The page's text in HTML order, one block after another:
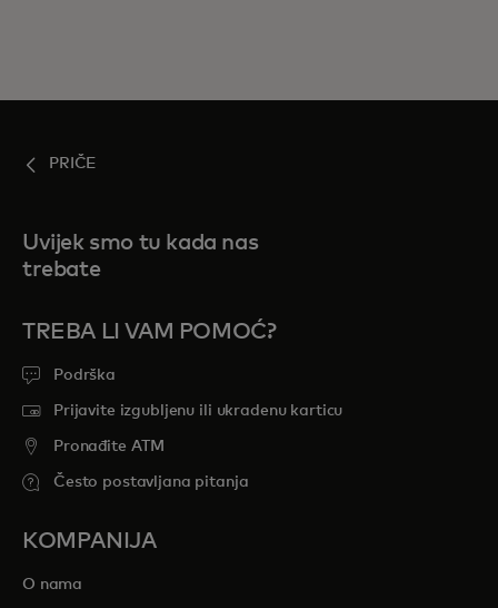
PRIČE
Uvijek smo tu kada nas
trebate
TREBA LI VAM POMOĆ?
Podrška
Prijavite izgubljenu ili ukradenu karticu
Pronađite ATM
Često postavljana pitanja
KOMPANIJA
O nama